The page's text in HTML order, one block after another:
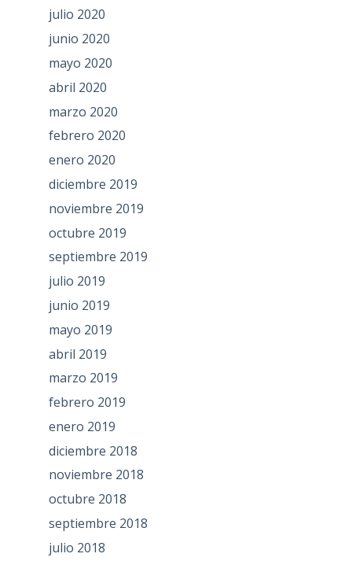
julio 2020
junio 2020
mayo 2020
abril 2020
marzo 2020
febrero 2020
enero 2020
diciembre 2019
noviembre 2019
octubre 2019
septiembre 2019
julio 2019
junio 2019
mayo 2019
abril 2019
marzo 2019
febrero 2019
enero 2019
diciembre 2018
noviembre 2018
octubre 2018
septiembre 2018
julio 2018